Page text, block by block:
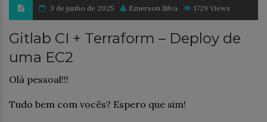
3 de junho de 2025 Emerson Silva 1729 Views
Gitlab CI + Terraform – Deploy de
uma EC2
Olá pessoal!!!
Tudo bem com vocês? Espero que sim!